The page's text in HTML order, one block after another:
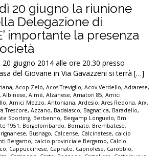
20 giugno la riunione
Delegazione di
importante la presenza
giugno 2014 alle ore 20.30 presso
del Giovane in Via Gavazzeni si terrà […]
, Acop Zelo, Acos Treviglio, Acov Verdello, Adrarese,
, Albinese, Almè, Alzanese, Amatori 85, Amici
, Amici Mozzo, Antoniana, Ardesio, Ares Redona, Arx,
Trescore, Azzano, Badalasco, Bagnatica, Baradello,
Sporting, Berbenno, Bergamp Longuelo, Bm
1951, Borgolombardo, Bornato, Brembatese,
, Busnago, Calcense, Calcinatese, calcio
Bergamo, calcio provinciale Bergamo, Calcio
, Cappuccinese, Capriate, Capriolese, Carobbio,